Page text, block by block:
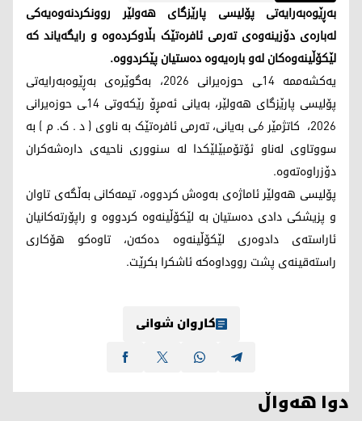
بەڕێوەبەرایەتی پۆلیسی پارێزگای هەولێر روونکردنەوەیەکی
لەبارەی دۆزینەوەی تەرمی ئافرەتێک بڵاوکردەوە و رایگەیاند کە
لێکۆڵینەوەکان لەو بارەیەوە دەستیان پێکردووە.
یەکشەممە 14ـی حوزەیرانی 2026، بەگوێرەی بەڕێوەبەرایەتی
پۆلیسی پارێزگای هەولێر، بەیانی ئەمڕۆ رێکەوتی 14ـی حوزەیرانی
2026، کاتژمێر 6ـی بەیانی، تەرمی ئافرەتێک بە ناوی ( د . ک. م ) بە
سووتاوی لەناو ئۆتۆمبێلێکدا لە سنووری ناحیەی دارەشەکران
دۆزراوەتەوە.
پۆلیسی هەولێر ئاماژەی بەوەش کردووە، تیمەکانی بەڵگەی تاوان
و پزیشکی دادی دەستیان بە لێکۆڵینەوە کردووە و راپۆرتەکانیان
ئاراستەی دادوەری لێکۆڵینەوە دەکەن، تاوەکو هۆکاری
راستەقینەی پشت رووداوەکە ئاشکرا بکرێت.
کاروان شوانی
دوا هەواڵ